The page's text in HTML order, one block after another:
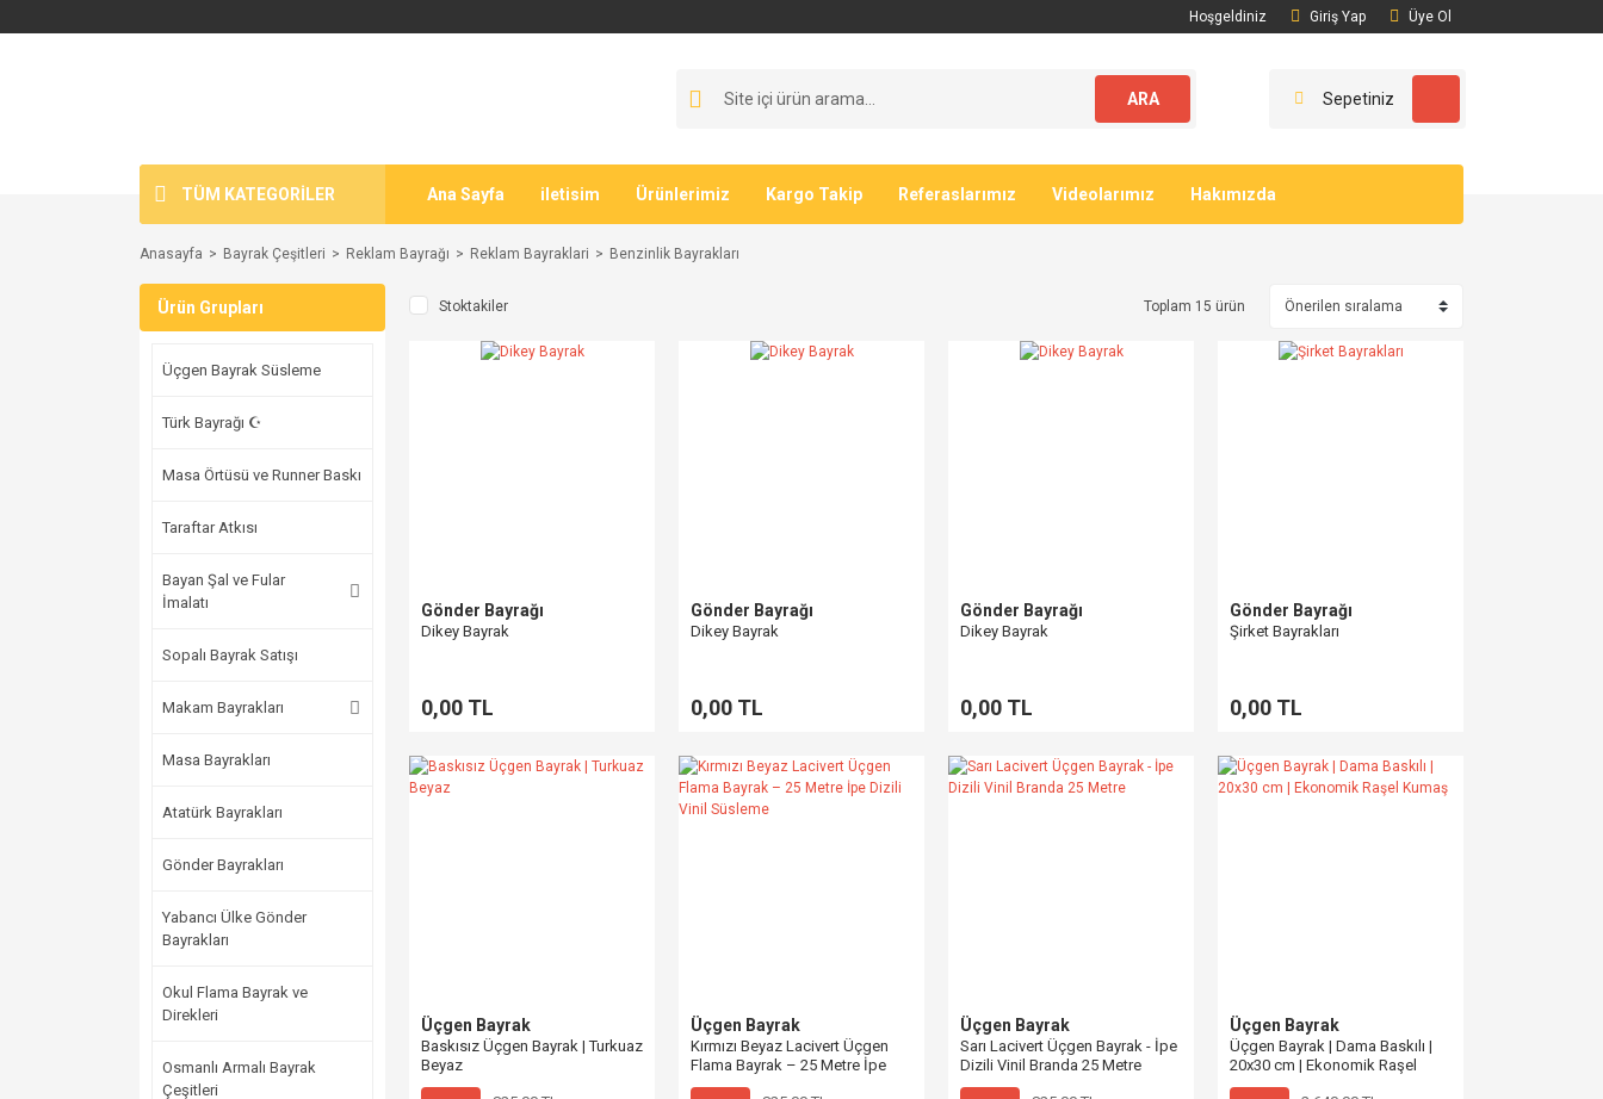
Hoşgeldiniz Giriş Yap Üye Ol
ARA Sepetiniz
TÜM KATEGORİLER Ana Sayfa iletisim Ürünlerimiz Kargo Takip Referaslarımız Videolarımız Hakımızda
Anasayfa Bayrak Çeşitleri Reklam Bayrağı Reklam Bayraklari Benzinlik Bayrakları
Ürün Grupları
Üçgen Bayrak Süsleme
Türk Bayrağı ☪
Masa Örtüsü ve Runner Baskı
Taraftar Atkısı
Bayan Şal ve Fular
İmalatı
Sopalı Bayrak Satışı
Makam Bayrakları
Masa Bayrakları
Atatürk Bayrakları
Gönder Bayrakları
Yabancı Ülke Gönder
Bayrakları
Okul Flama Bayrak ve
Direkleri
Osmanlı Armalı Bayrak
Çeşitleri
Stoktakiler Toplam 15 ürün
Gönder Bayrağı
Dikey Bayrak
0,00 TL
Gönder Bayrağı
Dikey Bayrak
0,00 TL
Gönder Bayrağı
Dikey Bayrak
0,00 TL
Gönder Bayrağı
Şirket Bayrakları
0,00 TL
Üçgen Bayrak
Baskısız Üçgen Bayrak | Turkuaz
Beyaz
Üçgen Bayrak
Kırmızı Beyaz Lacivert Üçgen
Flama Bayrak – 25 Metre İpe
Dizili Vinil Süsleme
Üçgen Bayrak
Sarı Lacivert Üçgen Bayrak - İpe
Dizili Vinil Branda 25 Metre
Üçgen Bayrak
Üçgen Bayrak | Dama Baskılı |
20x30 cm | Ekonomik Raşel
Kumaş